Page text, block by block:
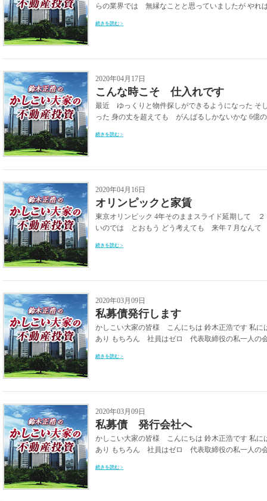
らの業界では 無縁なことと思っていましたが やれ
続きを読む >
2020年04月17日
こんな時こそ 仕入れです
最近 ゆっくりと物件探しができるようになった
った 身の丈を超えても がんばるしかないかな 6億
続きを読む >
2020年04月16日
オリンピックと家賃
東京オリンピック 4年そのままスライド延期して
いのでは とおもう どう考えても 来年７月なん
続きを読む >
2020年03月09日
私募債発行します
かしこい大家の皆様 こんにちは 鈴木正浩です 私
あり もちろん 社員はゼロ 代表取締役の私一人の
続きを読む >
2020年03月09日
私募債 発行会社へ
かしこい大家の皆様 こんにちは 鈴木正浩です 私
あり もちろん 社員はゼロ 代表取締役の私一人の
続きを読む >